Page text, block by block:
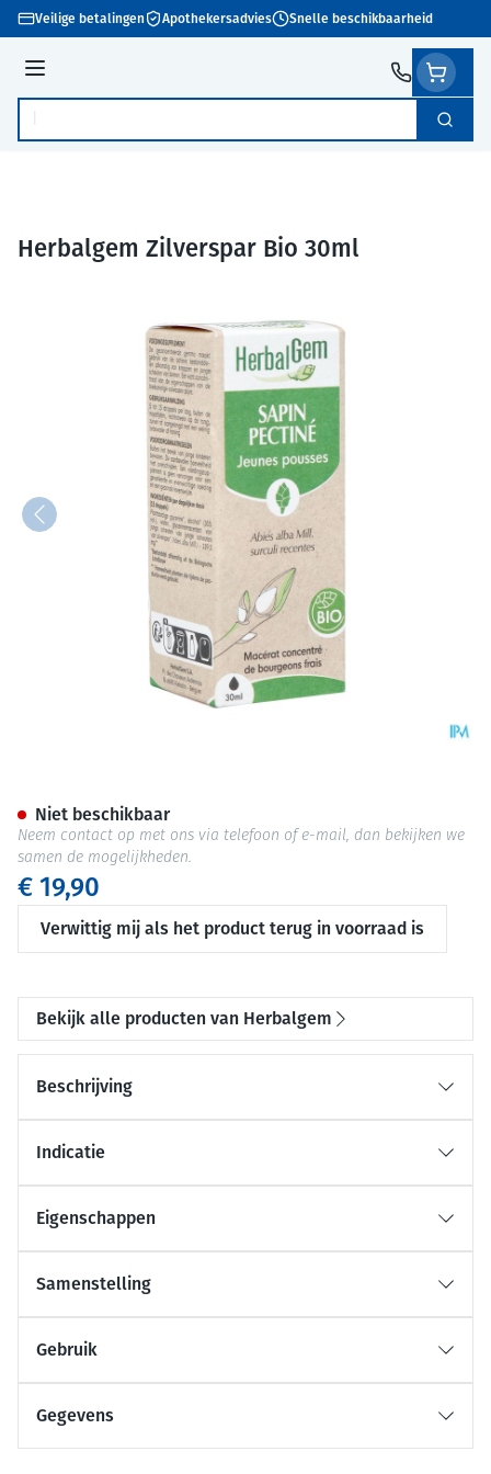
Ga naar de inhoud
Veilige betalingen Apothekersadvies Snelle beschikbaarheid
Menu
Product, merk, categorie... Zoek
Herbalgem Zilverspar Bio 30ml
€ 19,90
Verwittig mij als het product terug in voorraad is
Niet beschikbaar
Neem contact op met ons via telefoon of e-mail, dan bekijken we
samen de mogelijkheden.
Bekijk alle producten van Herbalgem
Beschrijving
Indicatie
Eigenschappen
Samenstelling
Gebruik
Gegevens